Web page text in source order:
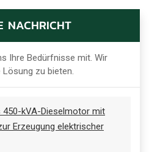
NACHRICHT
Ihre Bedürfnisse mit. Wir
zu bieten.
450-kVA-Dieselmotor mit
Erzeugung elektrischer